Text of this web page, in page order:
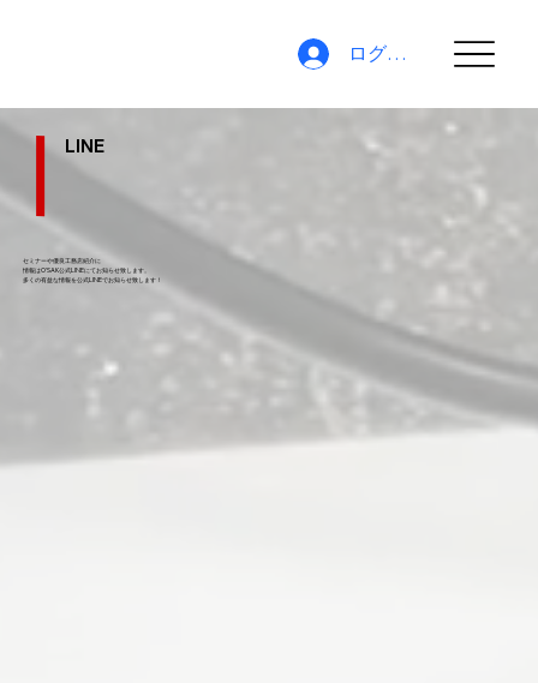
ログイン
LINE
セミナーや優良工務店紹介に
情報はO'SAK公式LINEにてお知らせ致します。
​多くの有益な情報を公式LINEでお知らせ致します！